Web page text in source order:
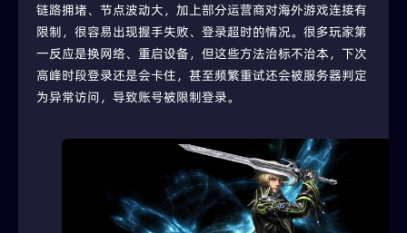
链路拥堵、节点波动大，加上部分运营商对海外游戏连接有
限制，很容易出现握手失败、登录超时的情况。很多玩家第
一反应是换网络、重启设备，但这些方法治标不治本，下次
高峰时段登录还是会卡住，甚至频繁重试还会被服务器判定
为异常访问，导致账号被限制登录。